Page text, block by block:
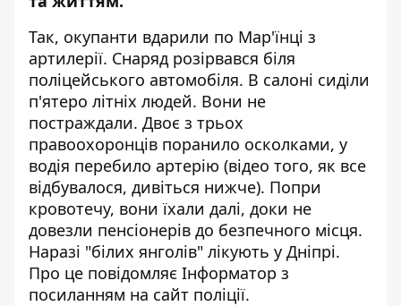
Так, окупанти вдарили по Мар'їнці з
артилерії. Снаряд розірвався біля
поліцейського автомобіля. В салоні сиділи
п'ятеро літніх людей. Вони не
постраждали. Двоє з трьох
правоохоронців поранило осколками, у
водія перебило артерію (відео того, як все
відбувалося, дивіться нижче). Попри
кровотечу, вони їхали далі, доки не
довезли пенсіонерів до безпечного місця.
Наразі "білих янголів" лікують у Дніпрі.
Про це повідомляє Інформатор з
посиланням на сайт поліції.